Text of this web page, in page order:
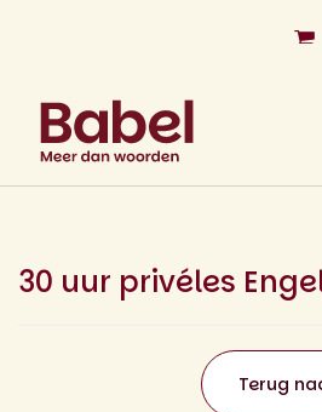
30 uur privéles
Terug